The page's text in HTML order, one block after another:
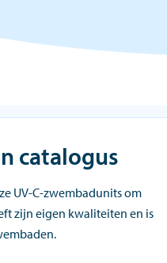
catalogus
UV-C-zwembadunits om
zijn eigen kwaliteiten en is